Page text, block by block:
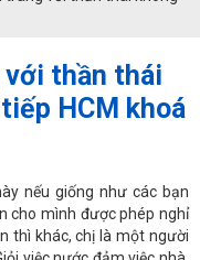
thần thái
HCM khoá
nếu giống như các bạn
cho mình được phép nghỉ
thì khác, chị là một người